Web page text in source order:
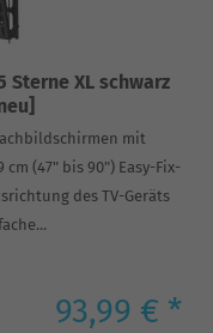
Sterne XL schwarz
mit
(47" bis 90") Easy-Fix-
des TV-Geräts
93,99 € *